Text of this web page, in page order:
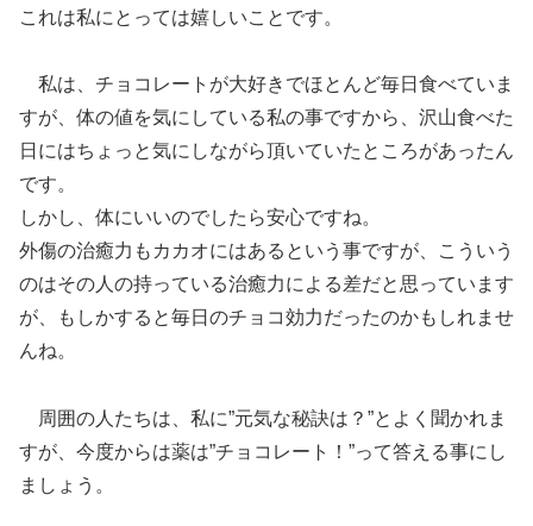
これは私にとっては嬉しいことです。
私は、チョコレートが大好きでほとんど毎日食べていま
すが、体の値を気にしている私の事ですから、沢山食べた
日にはちょっと気にしながら頂いていたところがあったん
です。
しかし、体にいいのでしたら安心ですね。
外傷の治癒力もカカオにはあるという事ですが、こういう
のはその人の持っている治癒力による差だと思っています
が、もしかすると毎日のチョコ効力だったのかもしれませ
んね。
周囲の人たちは、私に”元気な秘訣は？”とよく聞かれま
すが、今度からは薬は”チョコレート！”って答える事にし
ましょう。